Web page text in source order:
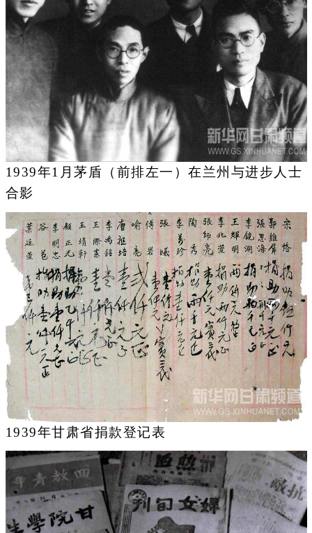
1939年1月茅盾（前排左一）在兰州与进步人士
合影
1939年甘肃省捐款登记表